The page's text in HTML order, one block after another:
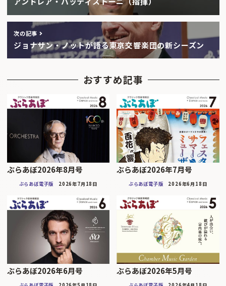
次の記事
ジョナサン・ノットが語る東京交響楽団の新シーズン
おすすめ記事
ぶらあぼ2026年8月号
ぶらあぼ電子版 2026年7月18日
ぶらあぼ2026年7月号
ぶらあぼ電子版 2026年6月18日
ぶらあぼ2026年6月号 ぶらあぼ2026年5月号